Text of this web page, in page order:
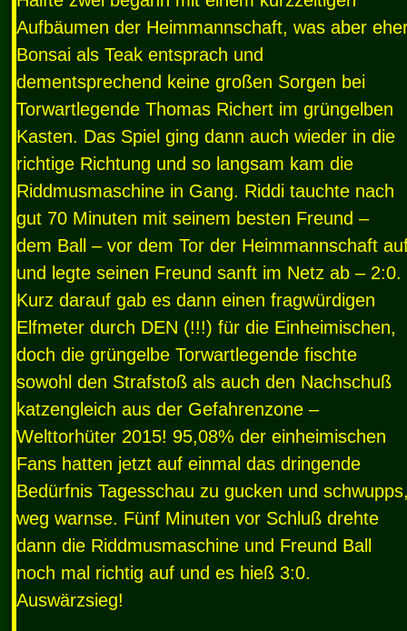
Aufbäumen der Heimmannschaft, was aber
Bonsai als Teak entsprach und
dementsprechend keine großen Sorgen bei
Torwartlegende Thomas Richert im grüngelben
Kasten. Das Spiel ging dann auch wieder in die
richtige Richtung und so langsam kam die
Riddmusmaschine in Gang. Riddi tauchte nach
gut 70 Minuten mit seinem besten Freund –
dem Ball – vor dem Tor der Heimmannschaft
und legte seinen Freund sanft im Netz ab – 2:0.
Kurz darauf gab es dann einen fragwürdigen
Elfmeter durch DEN (!!!) für die Einheimischen,
doch die grüngelbe Torwartlegende fischte
sowohl den Strafstoß als auch den Nachschuß
katzengleich aus der Gefahrenzone –
Welttorhüter 2015! 95,08% der einheimischen
Fans hatten jetzt auf einmal das dringende
Bedürfnis Tagesschau zu gucken und
weg warnse. Fünf Minuten vor Schluß drehte
dann die Riddmusmaschine und Freund Ball
noch mal richtig auf und es hieß 3:0.
Auswärzsieg!